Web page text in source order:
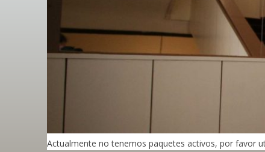
Actualmente no tenemos paquetes activos, por favor